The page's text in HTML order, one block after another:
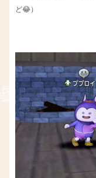
ど😂）